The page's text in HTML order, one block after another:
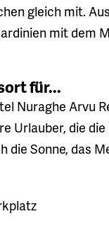
gleich mit.
mit dem
für...
Nuraghe Arvu
Urlauber, die
die Sonne, das